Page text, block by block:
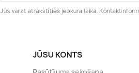
Jūs varat atrakstīties jebkurā laikā.
JŪSU KONTS